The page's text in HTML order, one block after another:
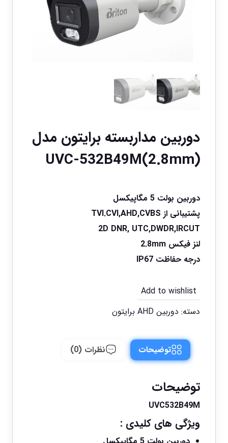
دوربین مداربسته برایتون مدل
UVC-532B49M(2.8mm)
دوربین بولت 5 مگاپیکسل
پشتیبانی از TVI.CVI,AHD,CVBS
2D DNR, UTC,DWDR,IRCUT
لنز فیکس 2.8mm
درجه حفاظت IP67
Add to wishlist
دسته: دوربین AHD برایتون
توضیحات نظرات (0)
توضیحات
UVC532B49M
ویژگی های کلیدی :